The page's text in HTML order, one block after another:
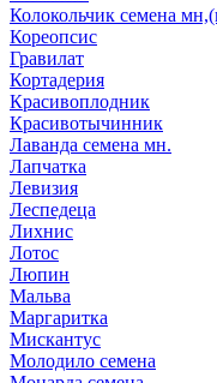
Колокольчик семена
Кореопсис
Гравилат
Кортадерия
Красивоплодник
Красивотычинник
Лаванда семена мн.
Лапчатка
Левизия
Леспедеца
Лихнис
Лотос
Люпин
Мальва
Маргаритка
Мискантус
Молодило семена